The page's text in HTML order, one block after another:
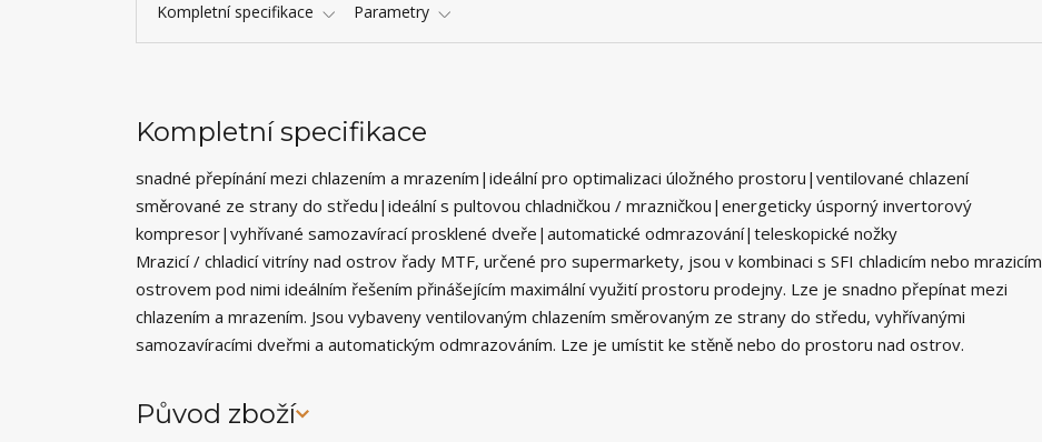
Kompletní specifikace Parametry
Kompletní specifikace
snadné přepínání mezi chlazením a mrazením|ideální pro optimalizaci úložného prostoru|ventilované chlazení
směrované ze strany do středu|ideální s pultovou chladničkou / mrazničkou|energeticky úsporný invertorový
kompresor|vyhřívané samozavírací prosklené dveře|automatické odmrazování|teleskopické nožky
Mrazicí / chladicí vitríny nad ostrov řady MTF, určené pro supermarkety, jsou v kombinaci s SFI chladicím nebo mrazicím
ostrovem pod nimi ideálním řešením přinášejícím maximální využití prostoru prodejny. Lze je snadno přepínat mezi
chlazením a mrazením. Jsou vybaveny ventilovaným chlazením směrovaným ze strany do středu, vyhřívanými
samozavíracími dveřmi a automatickým odmrazováním. Lze je umístit ke stěně nebo do prostoru nad ostrov.
Původ zboží